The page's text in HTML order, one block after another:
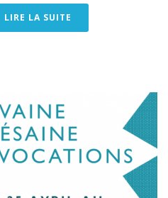
LIRE LA SUITE